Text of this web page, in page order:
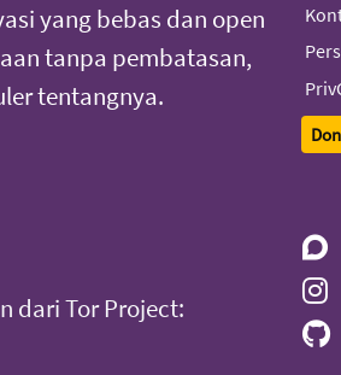
yang bebas dan open
tanpa pembatasan,
tentangnya.
Pers
dari Tor Project: